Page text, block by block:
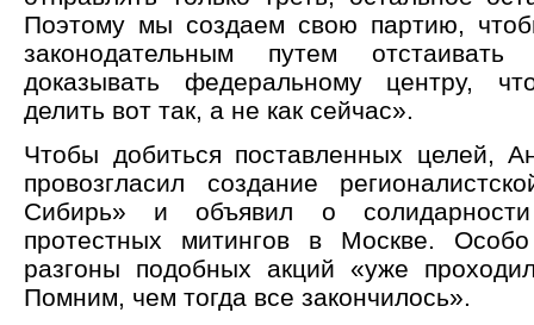
Поэтому мы создаем свою партию,
законодательным путем
доказывать федеральному центру,
делить вот так, а не как сейчас».
Чтобы добиться поставленных целей,
провозгласил создание
Сибирь» и объявил о
протестных митингов в Москве.
разгоны подобных акций «уже
Помним, чем тогда все закончилось».